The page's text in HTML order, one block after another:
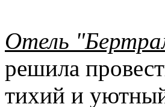
Отель
решила
тихий и